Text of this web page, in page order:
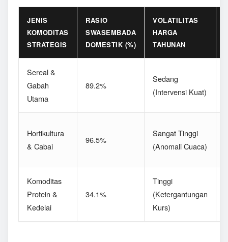
JENIS
KOMODITAS
STRATEGIS
RASIO
SWASEMBADA
DOMESTIK (%)
VOLATILITAS
HARGA
TAHUNAN
Sereal &
Gabah
Utama
89.2%
Sedang
(Intervensi Kuat)
Hortikultura
& Cabai
96.5%
Sangat Tinggi
(Anomali Cuaca)
Komoditas
Protein &
Kedelai
34.1%
Tinggi
(Ketergantungan
Kurs)